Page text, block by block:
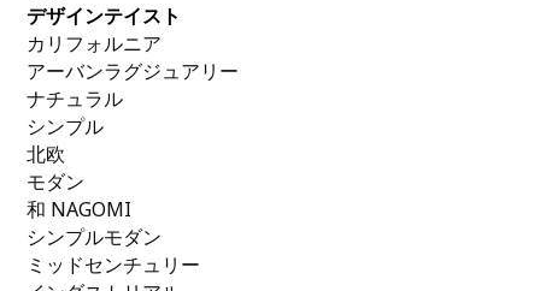
デザインテイスト
カリフォルニア
アーバンラグジュアリー
ナチュラル
シンプル
北欧
モダン
和 NAGOMI
シンプルモダン
ミッドセンチュリー